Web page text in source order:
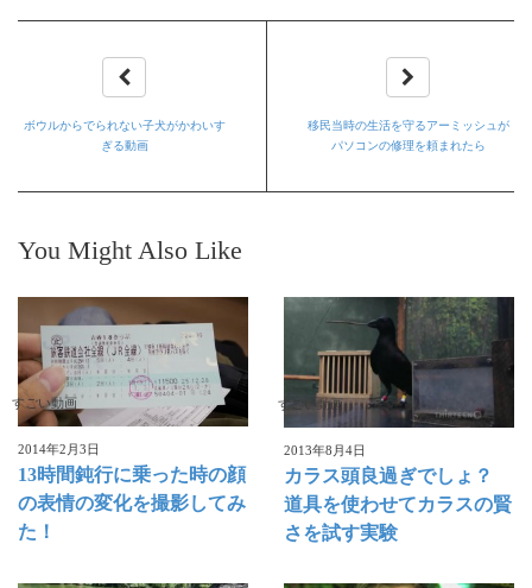
ボウルからでられない子犬がかわいす
ぎる動画
移民当時の生活を守るアーミッシュが
パソコンの修理を頼まれたら
You Might Also Like
すごい動画
2014年2月3日
13時間鈍行に乗った時の顔
の表情の変化を撮影してみ
た！
すごい動画
2013年8月4日
カラス頭良過ぎでしょ？
道具を使わせてカラスの賢
さを試す実験